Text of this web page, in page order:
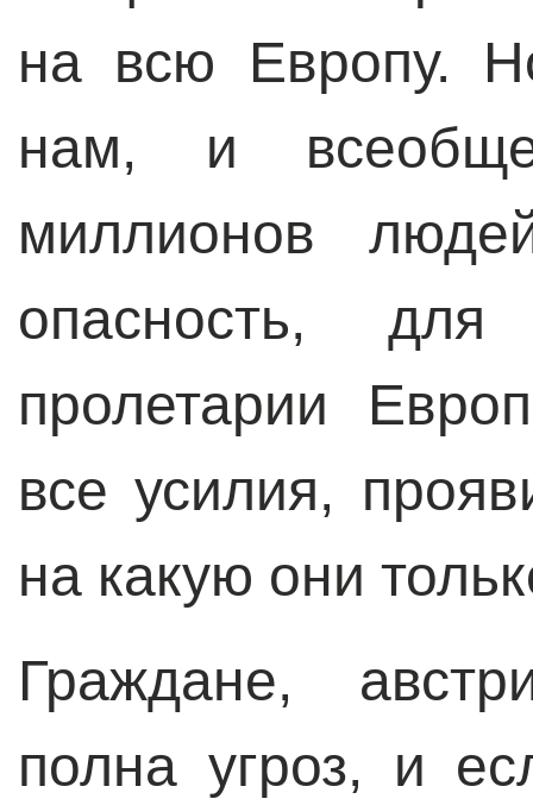
на всю Европу.
нам, и
миллионов
опасность, для
пролетарии
все усилия,
на какую они
Граждане,
полна угроз, и